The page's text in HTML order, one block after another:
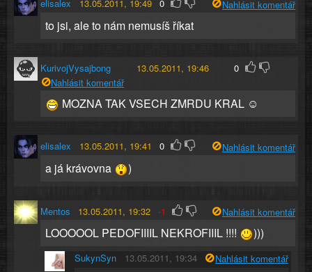
elisalex 13.05.2011, 19:49 0 Nahlásit komentář
to jsi, ale to nám nemusíš říkat
KurivojVysajbong 13.05.2011, 19:46
0
Nahlásit komentář
MOZNA TAK VSECH ZMRDU KRAL ☺
elisalex 13.05.2011, 19:41 0 Nahlásit komentář
a já krávovna )
Mentos 13.05.2011, 19:32 -1 Nahlásit komentář
LOOOOOL PEDOFIIIIL NEKROFIIIL !!!! )))
SukynSyn 13.05.2011, 19:34 Nahlásit komentář